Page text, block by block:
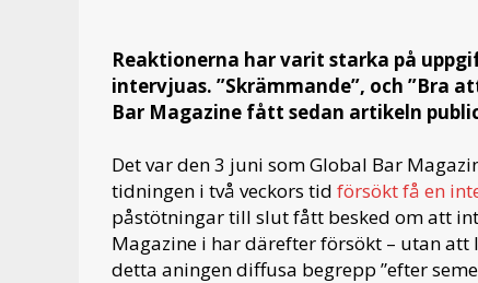
Reaktionerna har varit starka på
intervjuas. ”Skrämmande”, och ”Bra
Bar Magazine fått sedan artikeln
Det var den 3 juni som Global Bar
tidningen i två veckors tid försökt få en
påstötningar till slut fått besked om att
Magazine i har därefter försökt – utan att
detta aningen diffusa begrepp ”efter